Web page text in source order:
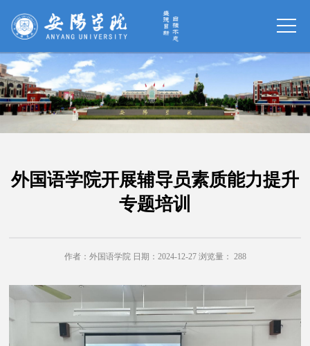
外国语学院开展辅导员素质能力提升
专题培训
作者：外国语学院 日期：2024-12-27 浏览量： 288